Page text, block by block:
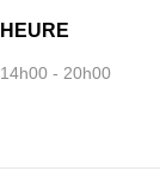
HEURE
14h00 - 20h00